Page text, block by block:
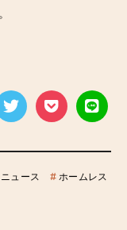
ニュース # ホームレス